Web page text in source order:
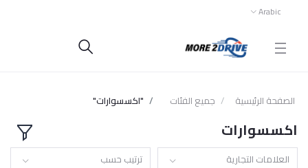
Arabic
الصفحة الرئيسية جميع الفئات "اكسسوارات"
اكسسوارات
العلامات التجارية ترتيب حسب